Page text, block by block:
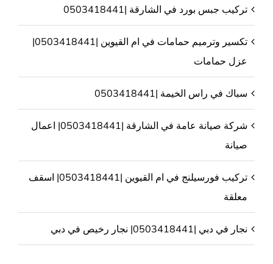
تركيب جبس بورد في الشارقة |0503418441
تكسير وترميم حمامات في ام القيوين |0503418441|
عزل حمامات
سباك في راس الخيمة |0503418441
شركة صيانة عامة في الشارقة |0503418441| اعمال
صيانة
تركيب فورسيلنج في ام القيوين |0503418441| اسقف
معلقة
نجار في دبي |0503418441| نجار رخيص في دبي